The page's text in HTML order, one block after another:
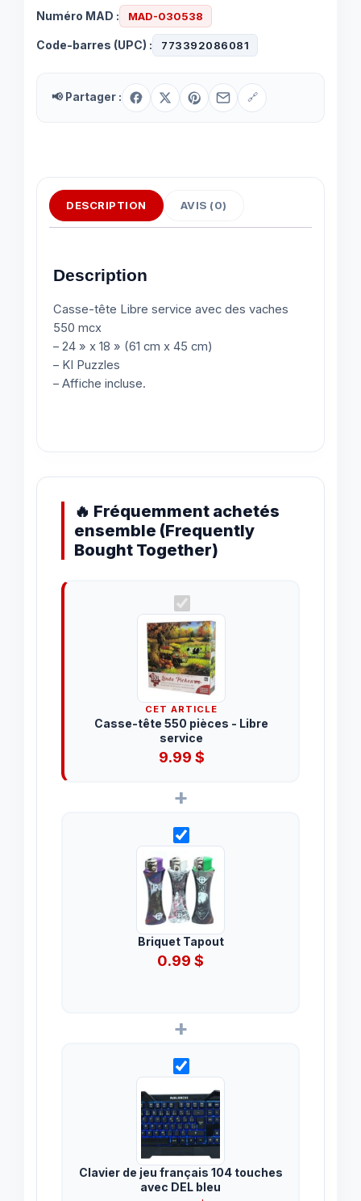
Numéro MAD : MAD-030538
Code-barres (UPC) : 773392086081
📢 Partager : 🔗
DESCRIPTION AVIS (0)
Description
Casse-tête Libre service avec des vaches
550 mcx
– 24 » x 18 » (61 cm x 45 cm)
– KI Puzzles
– Affiche incluse.
🔥 Fréquemment achetés
ensemble (Frequently
Bought Together)
CET ARTICLE
Casse-tête 550 pièces - Libre
service
9.99 $
+
Briquet Tapout
0.99 $
+
Clavier de jeu français 104 touches
avec DEL bleu